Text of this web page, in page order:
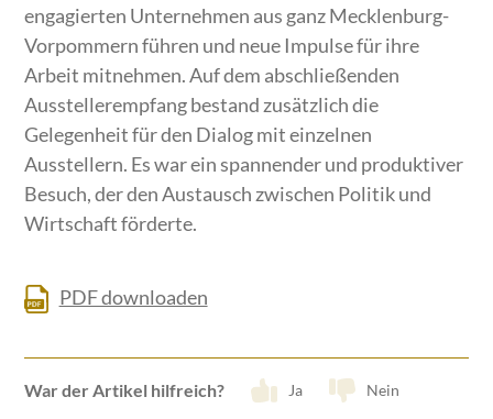
engagierten Unternehmen aus ganz Mecklenburg-
Vorpommern führen und neue Impulse für ihre
Arbeit mitnehmen. Auf dem abschließenden
Ausstellerempfang bestand zusätzlich die
Gelegenheit für den Dialog mit einzelnen
Ausstellern. Es war ein spannender und produktiver
Besuch, der den Austausch zwischen Politik und
Wirtschaft förderte.
PDF downloaden
War der Artikel hilfreich? Ja Nein